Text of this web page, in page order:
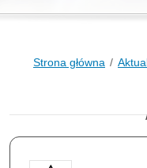
Strona główna